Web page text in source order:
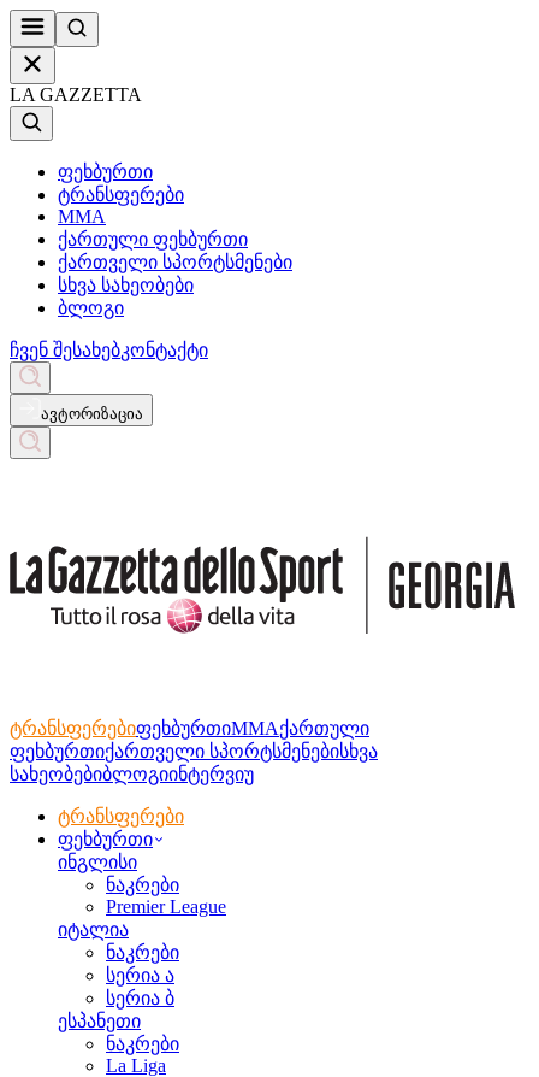
LA GAZZETTA
ფეხბურთი
ტრანსფერები
MMA
ქართული ფეხბურთი
ქართველი სპორტსმენები
სხვა სახეობები
ბლოგი
ჩვენ შესახებკონტაქტი
ავტორიზაცია
ტრანსფერებიფეხბურთიMMAქართული
ფეხბურთიქართველი სპორტსმენებისხვა
სახეობებიბლოგიინტერვიუ
ტრანსფერები
ფეხბურთი
ინგლისი
ნაკრები
Premier League
იტალია
ნაკრები
სერია ა
სერია ბ
ესპანეთი
ნაკრები
La Liga